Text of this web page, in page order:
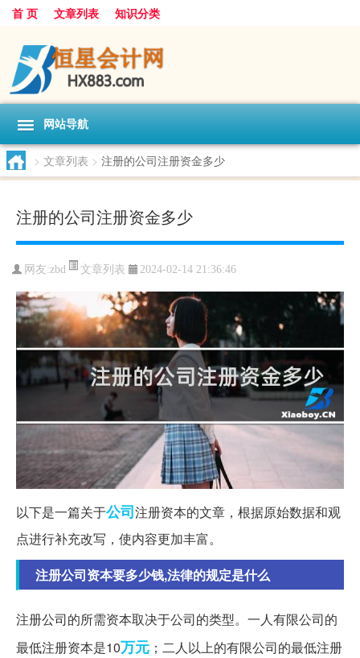
首 页 文章列表 知识分类
网站导航
> 文章列表 > 注册的公司注册资金多少
注册的公司注册资金多少
网友:zbd 文章列表 2024-02-14 21:36:46
以下是一篇关于公司注册资本的文章，根据原始数据和观
点进行补充改写，使内容更加丰富。
注册公司资本要多少钱,法律的规定是什么
注册公司的所需资本取决于公司的类型。一人有限公司的
最低注册资本是10万元 ；二人以上的有限公司的最低注册